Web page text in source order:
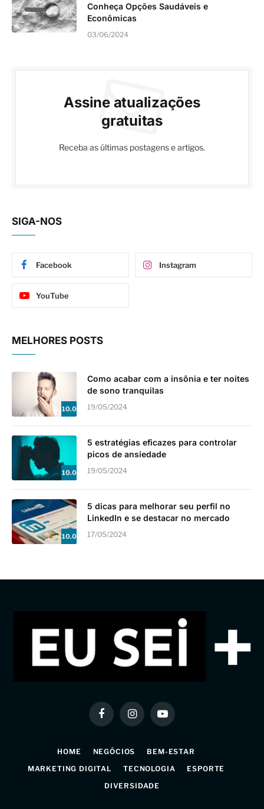
Conheça Opções Saudáveis e
Econômicas
03/06/2024
Assine atualizações
gratuitas
Receba as últimas postagens e artigos.
SIGA-NOS
Facebook Instagram
YouTube
MELHORES POSTS
10.0
Como acabar com a insônia e ter noites
de sono tranquilas
19/05/2024
10.0
5 estratégias eficazes para controlar
picos de ansiedade
19/05/2024
10.0
5 dicas para melhorar seu perfil no
LinkedIn e se destacar no mercado
17/05/2024
FacebookInstagramYouTube
HOME NEGÓCIOS
BEM-ESTAR
MARKETING DIGITAL
TECNOLOGIA
ESPORTE
DIVERSIDADE